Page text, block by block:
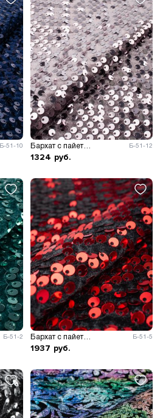
Б-51-10 Бархат с пайетками Б-51-12
1324 руб.
Б-51-2 Бархат с пайетками Б-51-5
1937 руб.